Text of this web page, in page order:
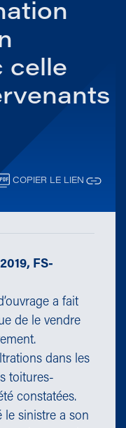
celle
COPIER LE LIEN
FS-
a fait
de le vendre
dans les
toitures-
constatées.
le sinistre a son